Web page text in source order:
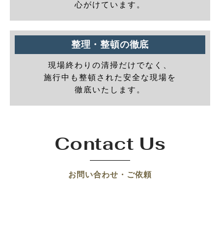
心がけています。
整理・整頓の徹底
現場終わりの清掃だけでなく、
施行中も整頓された安全な現場を
徹底いたします。
Contact Us
お問い合わせ・ご依頼